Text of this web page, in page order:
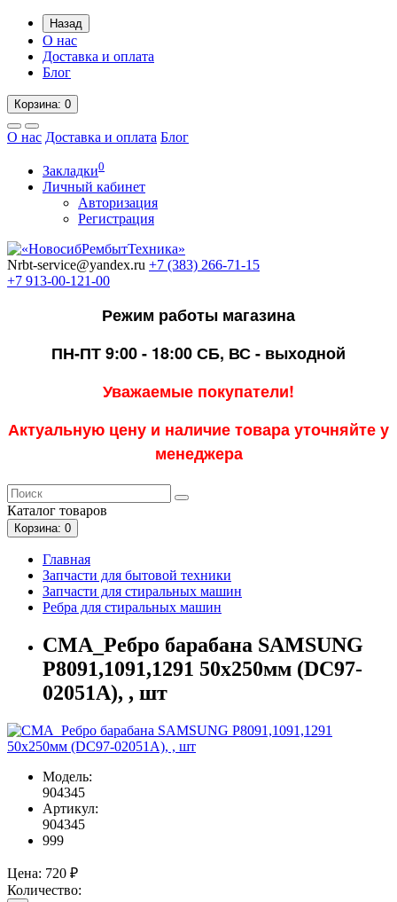
Назад
О нас
Доставка и оплата
Блог
Корзина: 0
О нас Доставка и оплата Блог
Закладки0
Личный кабинет
Авторизация
Регистрация
Nrbt-service@yandex.ru +7 (383) 266-71-15
+7 913-00-121-00
Режим работы магазина
ПН-ПТ 9:00 - 18:00СБ, ВС - выходной
Уважаемые покупатели!
Актуальную цену и наличие товара уточняйте у
менеджера
Каталог товаров
Корзина: 0
Главная
Запчасти для бытовой техники
Запчасти для стиральных машин
Ребра для стиральных машин
СМА_Ребро барабана SAMSUNG
P8091,1091,1291 50x250мм (DC97-
02051A), , шт
Модель:
904345
Артикул:
904345
999
Цена: 720 ₽
Количество: